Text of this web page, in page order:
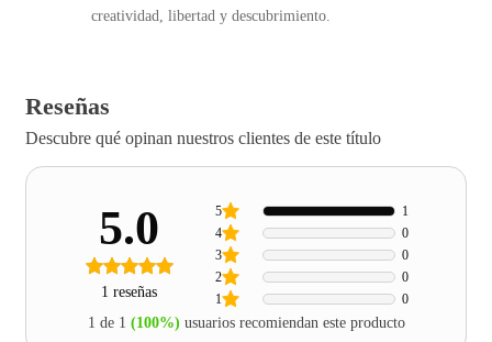
creatividad, libertad y descubrimiento.
Reseñas
Descubre qué opinan nuestros clientes de este título
5.0
1 reseñas 1 0
2 0
3 0
4 0
5 1
1 de 1 (100%) usuarios recomiendan este producto